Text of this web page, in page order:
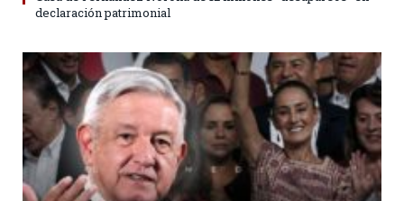
declaración patrimonial